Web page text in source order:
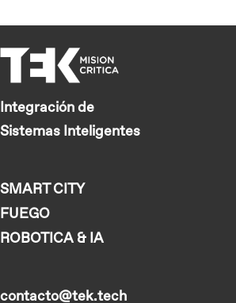
Integración de
Sistemas Inteligentes
SMART CITY
FUEGO
ROBOTICA & IA
contacto@tek.tech